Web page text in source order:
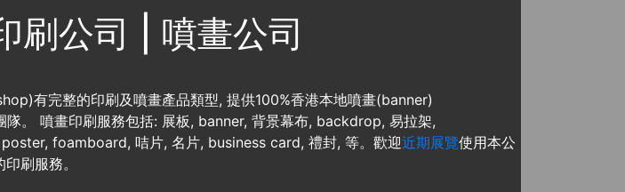
刷公司 | 噴畫公司
有完整的印刷及噴畫產品類型, 提供100%香港本地噴畫(banner)
。 噴畫印刷服務包括: 展板, banner, 背景幕布, backdrop, 易拉架,
foamboard, 咭片, 名片, business card, 禮封, 等。歡迎近期展覽使用本公
印刷服務。